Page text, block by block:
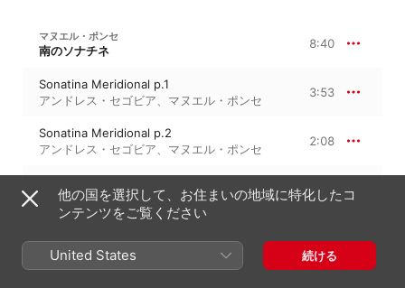
マヌエル・ポンセ
南のソナチネ 8:40
Sonatina Meridional p.1
アンドレス・セゴビア、 マヌエル・ポンセ
3:53
Sonatina Meridional p.2
アンドレス・セゴビア、 マヌエル・ポンセ
2:08
アンドレス・セゴビア、 マヌエル・ポンセ
2:38
ホアキン・ロドリーゴ
組曲『ソレリアーナ』
他の国を選択して、お住まいの地域に特化したコ
ンテンツをご覧ください
United States 続ける